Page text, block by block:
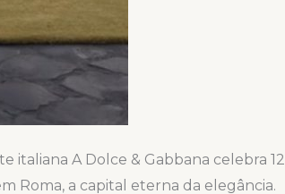
italiana A Dolce & Gabbana celebra 12
Roma, a capital eterna da elegância.